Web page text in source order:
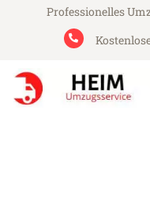
Professionelles